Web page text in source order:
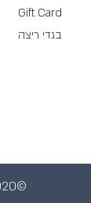
Gift Card
בגדי ריצה
©2020 by incylence israel